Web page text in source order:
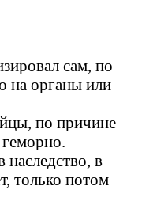
сам, по
на органы или
по причине
наследство, в
только потом